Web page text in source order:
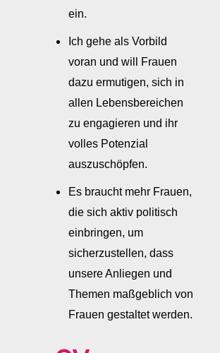
ein.
Ich gehe als Vorbild
voran und will Frauen
dazu ermutigen, sich in
allen Lebensbereichen
zu engagieren und ihr
volles Potenzial
auszuschöpfen.
Es braucht mehr Frauen,
die sich aktiv politisch
einbringen, um
sicherzustellen, dass
unsere Anliegen und
Themen maßgeblich von
Frauen gestaltet werden.